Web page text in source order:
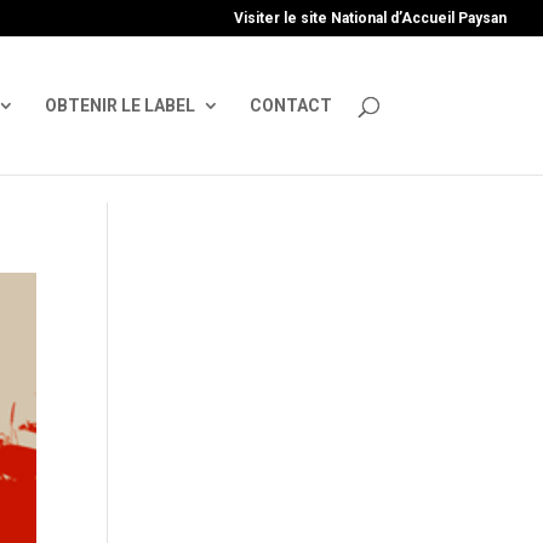
Visiter le site National d’Accueil Paysan
OBTENIR LE LABEL CONTACT